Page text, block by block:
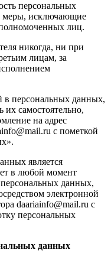
персональных
меры, исключающие
лиц.
никогда, ни при
лицам, за
в персональных данных,
их самостоятельно,
на адрес
с пометкой
является
в любой момент
персональных данных,
электронной
daariainfo@mail.ru с
персональных
данных